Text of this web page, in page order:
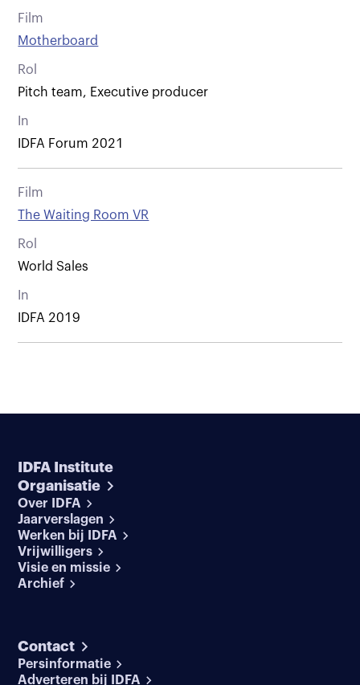
Film
Motherboard
Rol
Pitch team, Executive producer
In
IDFA Forum 2021
Film
The Waiting Room VR
Rol
World Sales
In
IDFA 2019
IDFA Institute
Organisatie
Over IDFA
Jaarverslagen
Werken bij IDFA
Vrijwilligers
Visie en missie
Archief
Contact
Persinformatie
Adverteren bij IDFA